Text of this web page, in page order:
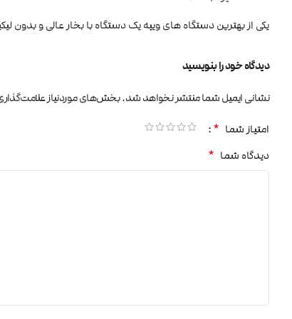
یکی از بهترین دستگاه های ویپه یک دستگاه با بخار عالی و بدون
دیدگاه خود را بنویسید
نشانی ایمیل شما منتشر نخواهد شد.بخش‌های موردنیاز
امتیاز شما *
دیدگاه شما *